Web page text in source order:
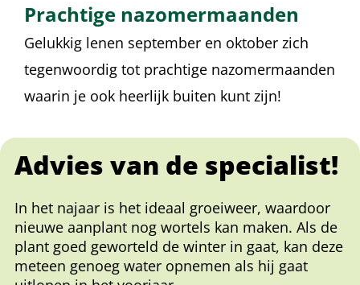
Prachtige nazomermaanden
Gelukkig lenen september en oktober zich
tegenwoordig tot prachtige nazomermaanden
waarin je ook heerlijk buiten kunt zijn!
Advies van de specialist!
In het najaar is het ideaal groeiweer, waardoor
nieuwe aanplant nog wortels kan maken. Als de
plant goed geworteld de winter in gaat, kan deze
meteen genoeg water opnemen als hij gaat